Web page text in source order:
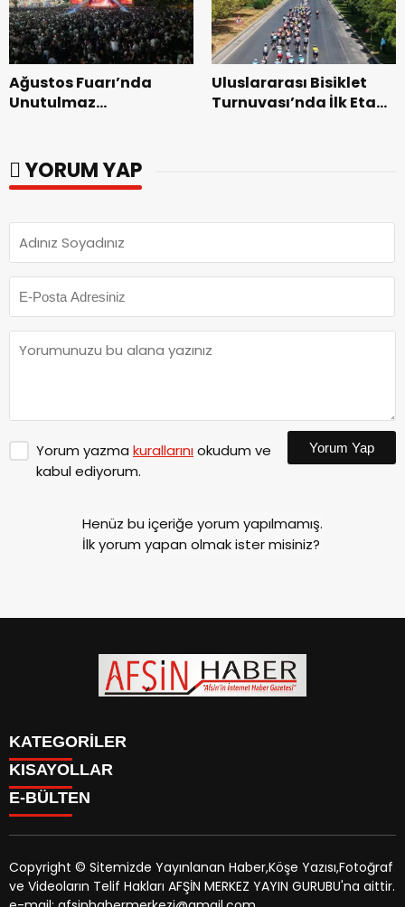
Ağustos Fuarı’nda
Unutulmaz
Uluslararası Bisiklet
Turnuvası’nda İlk Etap
YORUM YAP
Yorum yazma kurallarınıokudum ve
kabul ediyorum.
Yorum Yap
Henüz bu içeriğe yorum yapılmamış.
İlk yorum yapan olmak ister misiniz?
KATEGORİLER
SİYASET
EĞİTİM
MAGAZİN
MANŞETLER
ÖZEL HABER
KISAYOLLAR
SİYASET
EĞİTİM
KÜLTÜR SANAT
MAGAZİN
E-BÜLTEN
afsinhaber.com e-bültenine abone olarak, tarafınıza haber,
Copyright © Sitemizde Yayınlanan Haber,Köşe Yazısı,Fotoğraf
ve Videoların Telif Hakları AFŞİN MERKEZ YAYIN GURUBU'na aittir.